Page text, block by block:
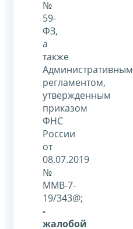
№
59-
ФЗ,
а
также
Административным
регламентом,
утвержденным
приказом
ФНС
России
от
08.07.2019
№
ММВ-7-
19/343@;
-
жалобой